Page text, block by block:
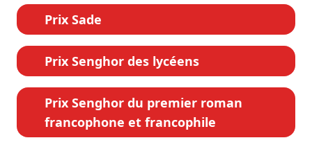
Prix Sade
Prix Senghor des lycéens
Prix Senghor du premier roman
francophone et francophile